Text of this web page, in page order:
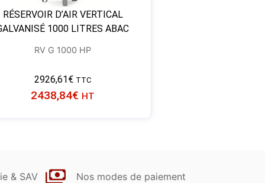
RÉSERVOIR D’AIR VERTICAL
1000 LITRES ABAC
RV G 1000 HP
2926,61 € TTC
2438,84€ HT
& SAV Nos modes de paiement